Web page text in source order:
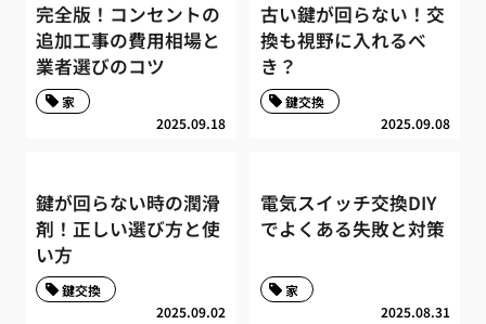
完全版！コンセントの
追加工事の費用相場と
業者選びのコツ
2025.09.18
家
古い鍵が回らない！交
換も視野に入れるべ
き？
2025.09.08
鍵交換
鍵が回らない時の潤滑
剤！正しい選び方と使
い方
2025.09.02
鍵交換
電気スイッチ交換DIY
でよくある失敗と対策
2025.08.31
家